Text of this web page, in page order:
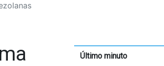
Último minuto